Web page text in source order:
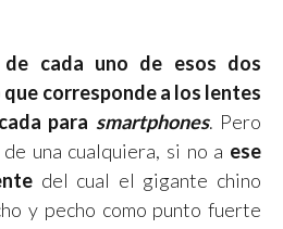
cada uno de esos dos
corresponde a los lentes
para smartphones. Pero
una cualquiera, si no a ese
del cual el gigante chino
y pecho como punto fuerte